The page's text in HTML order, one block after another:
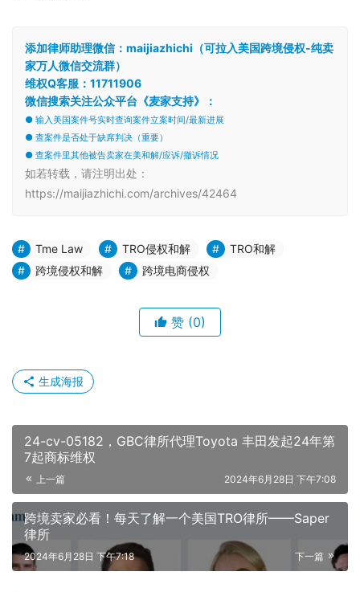
添加律师助理微信：maijiazhichi（可拉入美国跨境侵权-纯卖
家万人微信交流群）
维权Q客服：11711906
微信搜索关注公众平台《麦家支持》：
● 输入美国案件号实时查询案件立案时间/最新进展
● 查案件是否处于缺席判决（重要）
● 查案件里其他被告卖家在美和解/应诉/撤诉情况
如若转载，请注明出处：
https://maijiazhichi.com/archives/42464
Tme Law TRO侵权和解
TRO和解
跨境侵权和解
跨境电商侵权
赞 (0)
生成海报
24-cv-05182，GBC律所代理Toyota 丰田发起24年第
7起商标维权
上一篇 2024年6月28日 下午7:08
跨境卖家必看！每天了解一个美国TRO律所——Saper
律所
下一篇
2024年6月28日 下午7:18